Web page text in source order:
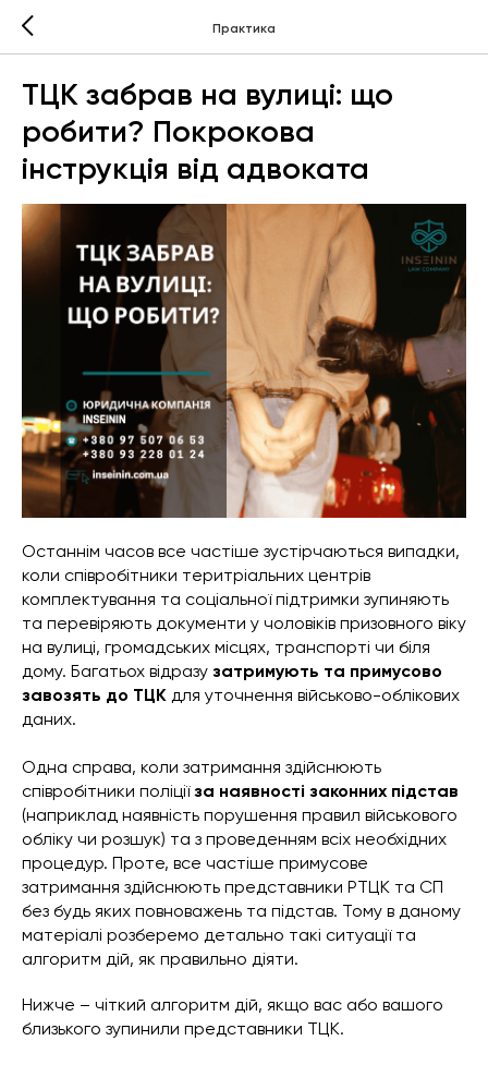
Практика
ТЦК забрав на вулиці: що
робити? Покрокова
інструкція від адвоката
Останнім часов все частіше зустірчаються випадки,
коли співробітники теритріальних центрів
комплектування та соціальної підтримки зупиняють
та перевіряють документи у чоловіків призовного віку
на вулиці, громадських місцях, транспорті чи біля
дому. Багатьох відразу затримують та примусово
завозять до ТЦК для уточнення військово-облікових
даних.
Одна справа, коли затримання здійснюють
співробітники поліціїза наявності законних підстав
(наприклад наявність порушення правил військового
обліку чи розшук) та з проведенням всіх необхідних
процедур. Проте, все частіше примусове
затримання здійснюють представники РТЦК та СП
без будь яких повноважень та підстав. Тому в даному
матеріалі розберемо детально такі ситуації та
алгоритм дій, як правильно діяти.
Нижче – чіткий алгоритм дій, якщо вас або вашого
близького зупинили представники ТЦК.